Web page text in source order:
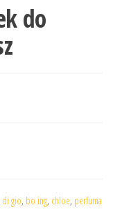
do
di gio, bo ing, chloe, perfuma